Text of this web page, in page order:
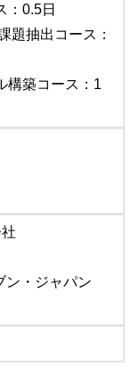
：0.5日
題抽出コース：
構築コース：1
ン・ジャパン